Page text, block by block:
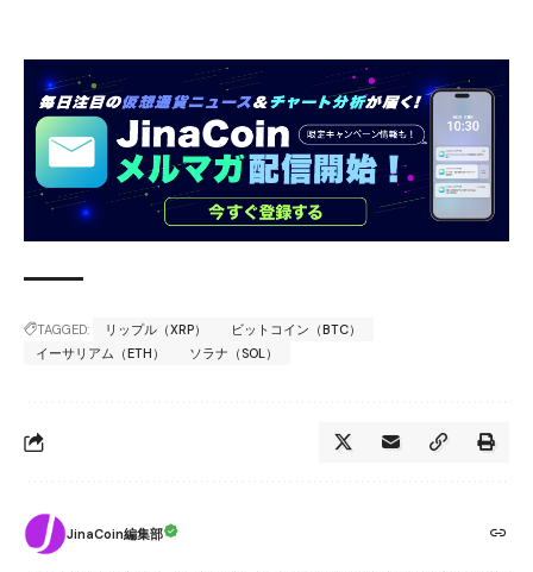
TAGGED: リップル（XRP）
ビットコイン（BTC）
イーサリアム（ETH）
ソラナ（SOL）
JinaCoin編集部